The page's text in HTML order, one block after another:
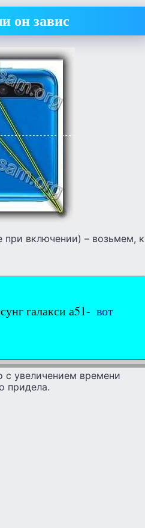
он завис
при включении) – возьмем, к
галакси а51- вот
с увеличением времени
придела.